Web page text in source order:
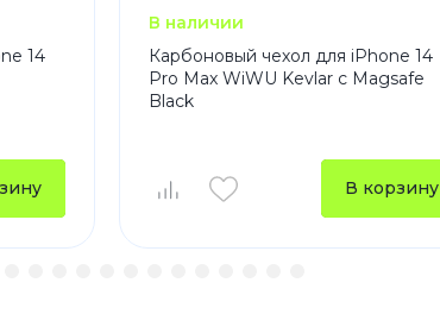
14
В наличии
Карбоновый чехол для iPhone 14
Pro Max WiWU Kevlar с Magsafe
Black
В корзину